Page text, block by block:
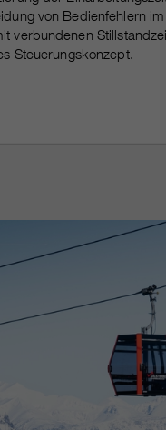
von Bedienfehlern
verbundenen
Steuerungskonzept.